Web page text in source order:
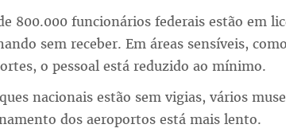
800.000 funcionários federais estão em
sem receber. Em áreas sensíveis,
o pessoal está reduzido ao mínimo.
nacionais estão sem vigias, vários
dos aeroportos está mais lento.